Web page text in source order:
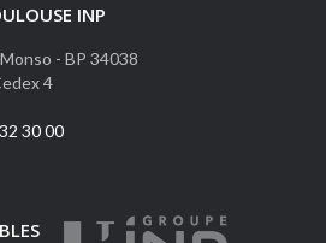
INP
- BP 34038
4
30 00